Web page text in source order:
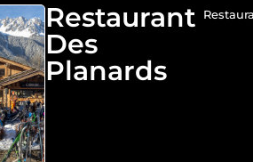
Restaurant
Des
Planards